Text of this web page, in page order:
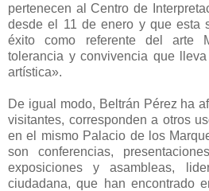
pertenecen al Centro de
desde el 11 de enero y que esta
éxito como referente del arte
tolerancia y convivencia que
artística».
De igual modo, Beltrán Pérez ha
visitantes, corresponden a otros
en el mismo Palacio de los
son conferencias,
exposiciones y asambleas,
ciudadana, que han encontrado